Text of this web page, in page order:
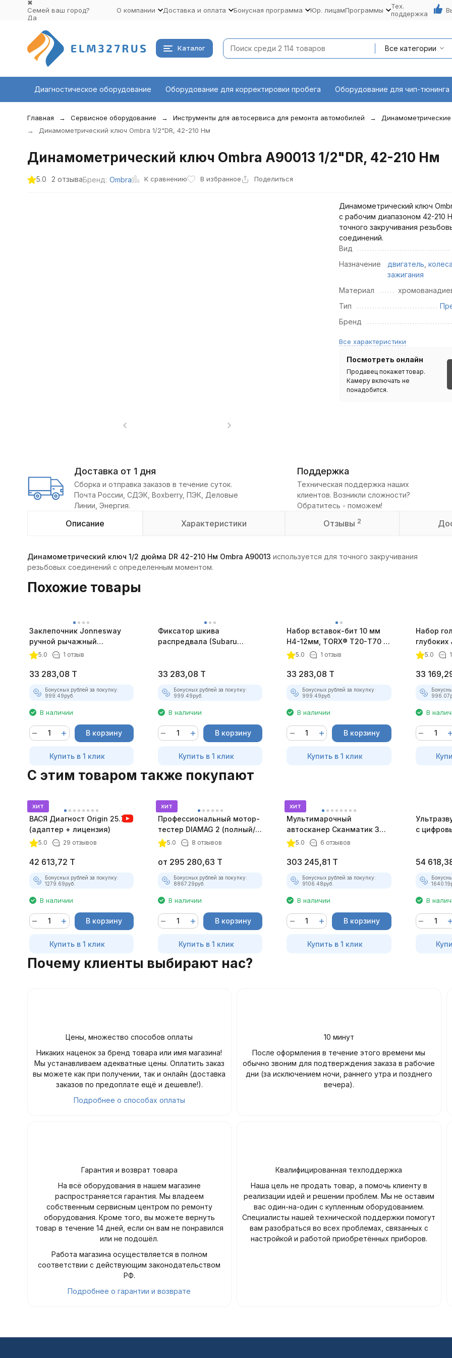
✖
Семей ваш город?
Да
О компании Доставка и оплата Бонусная программа Юр. лицамПрограммы
Тех.
поддержка
Каталог Все категории
Диагностическое оборудование Оборудование для корректировки пробега Оборудование для чип-тюнинга
Главная Сервисное оборудование Инструменты для автосервиса для ремонта автомобилей
Динамометрический ключ Ombra 1/2"DR, 42-210 Нм
Динамометрический ключ Ombra A90013 1/2"DR, 42-210 Нм
5.0 2 отзываБренд: Ombra К сравнению В избранное Поделиться
Динамометрический ключ
с рабочим диапазоном 42-210
точного закручивания
соединений.
Вид
Назначение
двигатель колеса
зажигания
Материал
Тип
Бренд
Все характеристики
Посмотреть онлайн
Продавец покажет товар.
Камеру включать не
понадобится.
Доставка от 1 дня
Сборка и отправка заказов в течение суток.
Почта России, СДЭК, Boxberry, ПЭК, Деловые
Линии, Энергия.
Поддержка
Техническая поддержка наших
клиентов. Возникли сложности?
Обратитесь - поможем!
Описание Характеристики Отзывы 2
Динамометрический ключ 1/2 дюйма DR 42-210 Нм Ombra A90013 используется для точного закручивания
резьбовых соединений с определенным моментом.
Похожие товары
Заклепочник Jonnesway
ручной рычажный
усиленный, 3.2 - 6.4 мм
5.0 1 отзыв
33 283,08 T
Бонусных рублей за покупку:
999.49руб.
В наличии
В корзину
Купить в 1 клик
Фиксатор шкива
распредвала (Subaru
33 283,08 T
Бонусных рублей за покупку:
999.49руб.
В наличии
В корзину
Купить в 1 клик
Набор вставок-бит 10 мм
Н4-12мм, TORX® Т20-Т70 и
адаптеров
5.0 1 отзыв
33 283,08 T
Бонусных рублей за покупку:
999.49руб.
В наличии
В корзину
Купить в 1 клик
Набор
5.0
33
996.07
В
C этим товаром также покупают
хит
ВАСЯ Диагност Origin 25.7.0
(адаптер + лицензия)
5.0 29 отзывов
42 613,72 T
Бонусных рублей за покупку:
1279.69руб.
В наличии
В корзину
Купить в 1 клик
хит
Профессиональный мотор-
тестер DIAMAG 2 (полный/
максимальный комплект)
5.0 8 отзывов
от 295 280,63 T
Бонусных рублей за покупку:
8867.29руб.
В наличии
В корзину
Купить в 1 клик
хит
Мультимарочный
автосканер Сканматик 3
(максимальный комплект)
5.0 6 отзывов
303 245,81 T
Бонусных рублей за покупку:
9106.48руб.
В наличии
В корзину
Купить в 1 клик
с
54
1640.19
В
Почему клиенты выбирают нас?
Цены, множество способов оплаты
Никаких наценок за бренд товара или имя магазина!
Мы устанавливаем адекватные цены. Оплатить заказ
вы можете как при получении, так и онлайн (доставка
заказов по предоплате ещё и дешевле!).
Подробнее о способах оплаты
10 минут
После оформления в течение этого времени мы
обычно звоним для подтверждения заказа в рабочие
дни (за исключением ночи, раннего утра и позднего
вечера).
Гарантия и возврат товара
На всё оборудования в нашем магазине
распространяется гарантия. Мы владеем
собственным сервисным центром по ремонту
оборудования. Кроме того, вы можете вернуть
товар в течение 14 дней, если он вам не понравился
или не подошёл.
Работа магазина осуществляется в полном
соответствии с действующим законодательством
РФ.
Подробнее о гарантии и возврате
Квалифицированная техподдержка
Наша цель не продать товар, а помочь клиенту в
реализации идей и решении проблем. Мы не оставим
вас один-на-один с купленным оборудованием.
Специалисты нашей технической поддержки помогут
вам разобраться во всех проблемах, связанных с
настройкой и работой приобретённых приборов.